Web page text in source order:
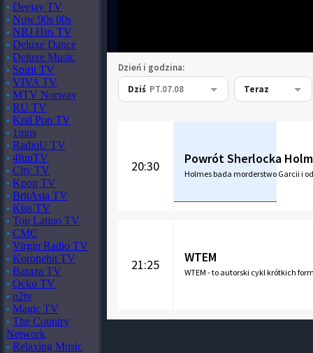
Deejay TV
Now 90s 00s
NRJ Hits TV
Deluxe Dance
Deluxe Music
Spirit TV
VIVA TV
MTV Norway
RU TV
Kral Pop TV
1mus
RadioU TV
4funTV
City TV
Kpop TV
BritAsia TV
Kiss TV
Top Latino TV
CMC
Virgin Radio TV
Koronehit TV
Baraza TV
Ocko TV
o2tv
Magic TV
The Country
Network
Relaxing Music